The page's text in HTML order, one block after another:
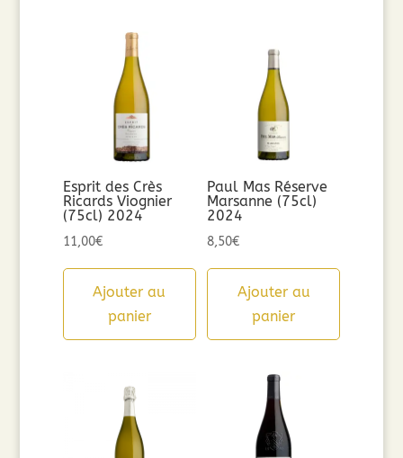
Esprit des Crès
Ricards Viognier
(75cl) 2024
11,00€
Ajouter au
panier
Paul Mas Réserve
Marsanne (75cl)
2024
8,50€
Ajouter au
panier